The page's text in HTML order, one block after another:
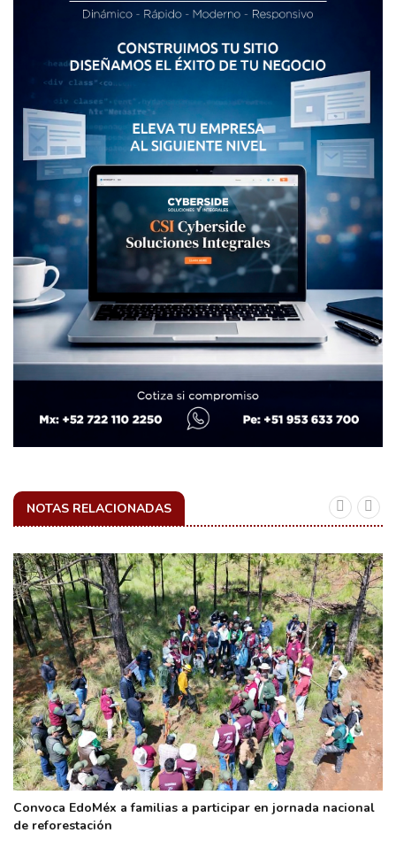
NOTAS RELACIONADAS
Convoca EdoMéx a familias a participar en jornada nacional
de reforestación